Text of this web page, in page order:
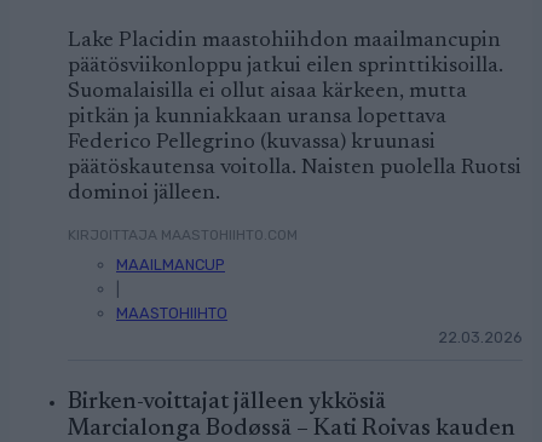
Lake Placidin maastohiihdon maailmancupin
päätösviikonloppu jatkui eilen sprinttikisoilla.
Suomalaisilla ei ollut aisaa kärkeen, mutta
pitkän ja kunniakkaan uransa lopettava
Federico Pellegrino (kuvassa) kruunasi
päätöskautensa voitolla. Naisten puolella Ruotsi
dominoi jälleen.
KIRJOITTAJA MAASTOHIIHTO.COM
MAAILMANCUP
MAASTOHIIHTO
22.03.2026
Birken-voittajat jälleen ykkösiä
Marcialonga Bodøssä – Kati Roivas kauden